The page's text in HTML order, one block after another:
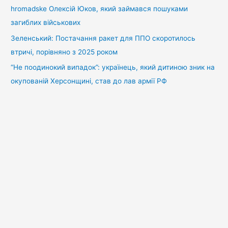
hromadske Олексій Юков, який займався пошуками
загиблих військових
Зеленський: Постачання ракет для ППО скоротилось
втричі, порівняно з 2025 роком
“Не поодинокий випадок”: українець, який дитиною зник на
окупованій Херсонщині, став до лав армії РФ